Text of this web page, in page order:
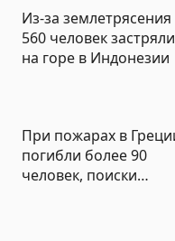
Из-за землетрясения
560 человек застряли
на горе в Индонезии
При пожарах в
погибли более 90
человек, поиски